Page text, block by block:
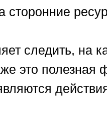
сторонние
следить, на
это полезная